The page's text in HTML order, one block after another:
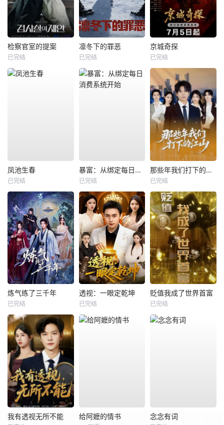
检察官室的提案
已完结
凛冬下的罪恶
已完结
京城奇探
已完结
凤池生春
已完结
暴富：从绑定每日消费系统开始
已完结
那些年我们打下的江山
已完结
炼气练了三千年
已完结
透视：一眼定乾坤
已完结
贬值我成了世界首富
已完结
我有透视无所不能 给阿嬷的情书 念念有词